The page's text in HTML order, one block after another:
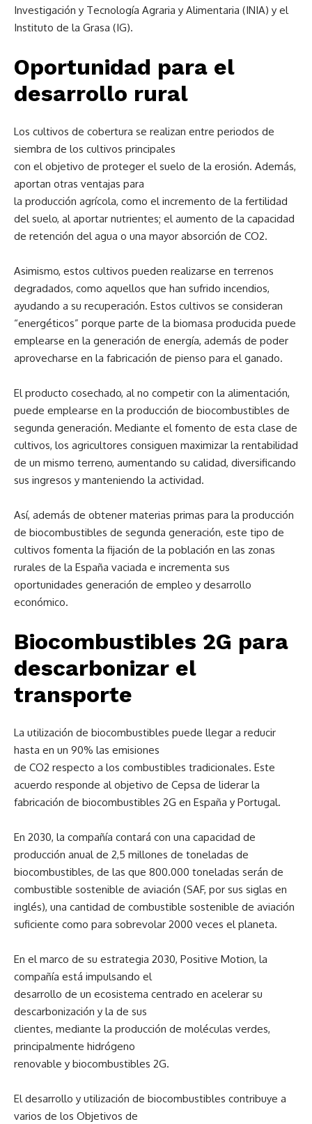
Investigación y Tecnología Agraria y Alimentaria (INIA) y el
Instituto de la Grasa (IG).
Oportunidad para el
desarrollo rural
Los cultivos de cobertura se realizan entre periodos de
siembra de los cultivos principales
con el objetivo de proteger el suelo de la erosión. Además,
aportan otras ventajas para
la producción agrícola, como el incremento de la fertilidad
del suelo, al aportar nutrientes; el aumento de la capacidad
de retención del agua o una mayor absorción de CO2.
Asimismo, estos cultivos pueden realizarse en terrenos
degradados, como aquellos que han sufrido incendios,
ayudando a su recuperación. Estos cultivos se consideran
“energéticos” porque parte de la biomasa producida puede
emplearse en la generación de energía, además de poder
aprovecharse en la fabricación de pienso para el ganado.
El producto cosechado, al no competir con la alimentación,
puede emplearse en la producción de biocombustibles de
segunda generación. Mediante el fomento de esta clase de
cultivos, los agricultores consiguen maximizar la rentabilidad
de un mismo terreno, aumentando su calidad, diversificando
sus ingresos y manteniendo la actividad.
Así, además de obtener materias primas para la producción
de biocombustibles de segunda generación, este tipo de
cultivos fomenta la fijación de la población en las zonas
rurales de la España vaciada e incrementa sus
oportunidades generación de empleo y desarrollo
económico.
Biocombustibles 2G para
descarbonizar el
transporte
La utilización de biocombustibles puede llegar a reducir
hasta en un 90% las emisiones
de CO2 respecto a los combustibles tradicionales. Este
acuerdo responde al objetivo de Cepsa de liderar la
fabricación de biocombustibles 2G en España y Portugal.
En 2030, la compañía contará con una capacidad de
producción anual de 2,5 millones de toneladas de
biocombustibles, de las que 800.000 toneladas serán de
combustible sostenible de aviación (SAF, por sus siglas en
inglés), una cantidad de combustible sostenible de aviación
suficiente como para sobrevolar 2000 veces el planeta.
En el marco de su estrategia 2030, Positive Motion, la
compañía está impulsando el
desarrollo de un ecosistema centrado en acelerar su
descarbonización y la de sus
clientes, mediante la producción de moléculas verdes,
principalmente hidrógeno
renovable y biocombustibles 2G.
El desarrollo y utilización de biocombustibles contribuye a
varios de los Objetivos de